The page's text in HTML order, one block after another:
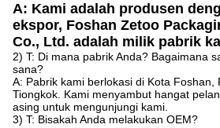
A: Kami adalah produsen
ekspor, Foshan Zetoo
Co., Ltd. adalah milik pabrik
2) T: Di mana pabrik Anda? Bagaimana
sana?
A: Pabrik kami berlokasi di Kota Foshan,
Tiongkok. Kami menyambut hangat
asing untuk mengunjungi kami.
3) T: Bisakah Anda melakukan OEM?